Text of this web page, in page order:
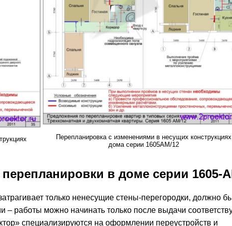
Перепланировка с изменениями в несущих конструкциях
дома серии 1605АМ/12
в доме серии 1605-
только ненесущие стены-перегородки, должно
– работы можно начинать только после выдачи
специализируются на оформлении переустройств и